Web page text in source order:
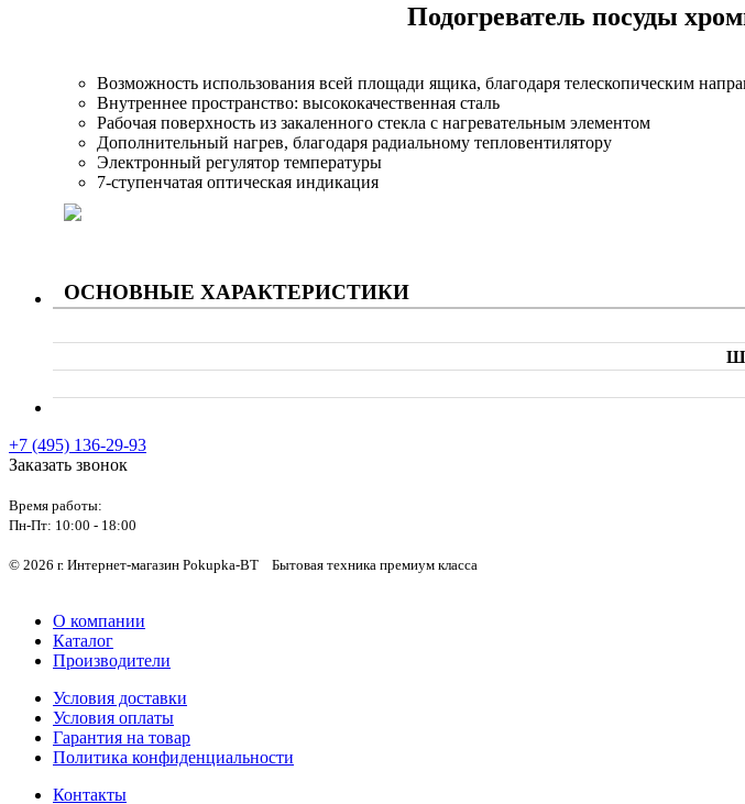
Подогреватель посуды
Возможность использования всей площади ящика, благодаря телескопическим
Внутреннее пространство: высококачественная сталь
Рабочая поверхность из закаленного стекла с нагревательным элементом
Дополнительный нагрев, благодаря радиальному тепловентилятору
Электронный регулятор температуры
7-ступенчатая оптическая индикация
ОСНОВНЫЕ ХАРАКТЕРИСТИКИ
+7 (495) 136-29-93
Заказать звонок
Время работы:
Пн-Пт: 10:00 - 18:00
© 2026 г. Интернет-магазин Pokupka-BT Бытовая техника премиум класса
О компании
Каталог
Производители
Условия доставки
Условия оплаты
Гарантия на товар
Политика конфиденциальности
Контакты